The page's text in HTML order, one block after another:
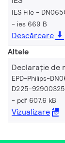
IES File -
ies 669 B
Descărcare
Altele
Declarație de
EPD-Philips-
D225-
pdf 607.6 kB
Vizualizare